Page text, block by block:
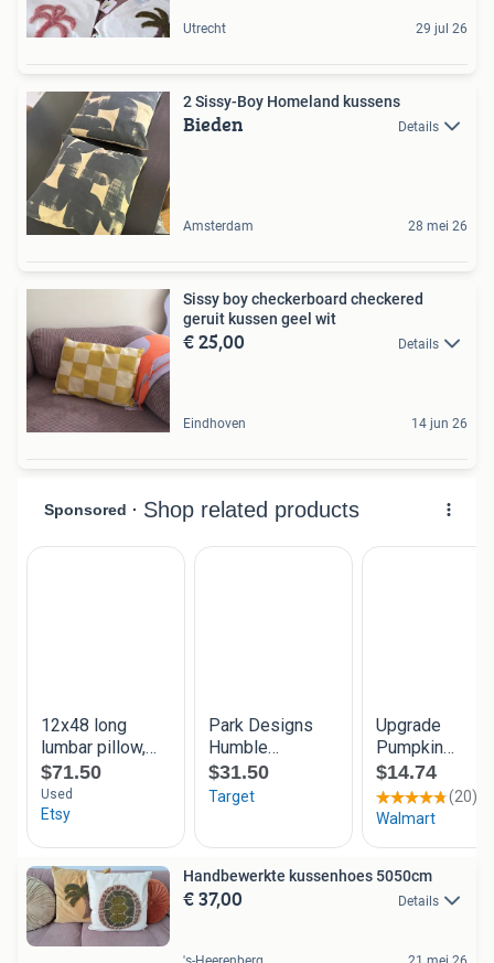
Utrecht 29 jul 26
2 Sissy-Boy Homeland kussens
Bieden Details
Amsterdam 28 mei 26
Sissy boy checkerboard checkered
geruit kussen geel wit
€ 25,00 Details
Eindhoven 14 jun 26
Handbewerkte kussenhoes 5050cm
€ 37,00 Details